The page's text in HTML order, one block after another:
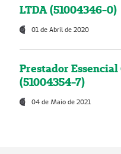
LTDA (51004346-0)
01 de Abril de 2020
Prestador
(51004354-7)
04 de Maio de 2021